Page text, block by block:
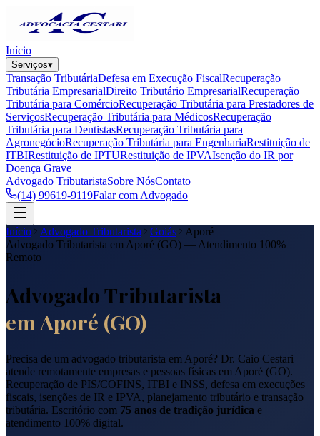
Início
Serviços▾
Transação TributáriaDefesa em Execução FiscalRecuperação
Tributária EmpresarialDireito Tributário EmpresarialRecuperação
Tributária para ComércioRecuperação Tributária para Prestadores de
ServiçosRecuperação Tributária para MédicosRecuperação
Tributária para DentistasRecuperação Tributária para
AgronegócioRecuperação Tributária para EngenhariaRestituição de
ITBIRestituição de IPTURestituição de IPVAIsenção do IR por
Doença Grave
Advogado TributaristaSobre NósContato
(14) 99619-9119Falar com Advogado
Início Advogado Tributarista Goiás
Aporé
Advogado Tributarista em Aporé (GO) — Atendimento 100%
Remoto
Advogado Tributarista
em Aporé (GO)
Precisa de um advogado tributarista em Aporé? Dr. Caio Cestari
atende remotamente empresas e pessoas físicas em Aporé (GO).
Recuperação de PIS/COFINS, ITBI e INSS, defesa em execuções
fiscais, isenções de IR e IPVA, planejamento tributário e transação
tributária. Escritório com 75 anos de tradição jurídica e
atendimento 100% digital.